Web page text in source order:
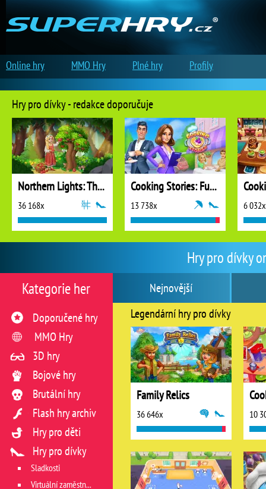
Hry pro dívky
Nejnovější
Legendární hry pro dívky
Family Relics
36 646x 10
Kategorie her
Doporučené hry
MMO Hry
3D hry
Bojové hry
Brutální hry
Flash hry archiv
Hry pro děti
Hry pro dívky
Sladkosti
Virtuální zaměstnání v restauraci
Hry pro dívky - redakce doporučuje
Northern Lights: The Secret of the Forest
36 168x
Cooking Stories: Fun Cafe Game
13 738x 6 032x
Online hry MMO Hry Plné hry Profily